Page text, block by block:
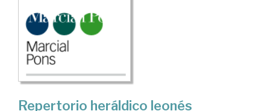
Repertorio heráldico leonés